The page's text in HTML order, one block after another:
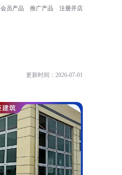
会员产品 推广产品 注册开店
更新时间：2026-07-01